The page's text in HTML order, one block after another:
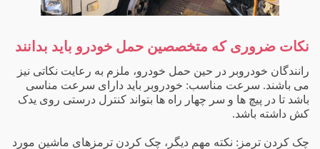
نکات ضروری که متخصصین حمل خودرو باید بدانند
رانندگان خودروبر در حین حمل خودرو، ملزم به رعایت نکاتی نیز
می باشند. سرعت مناسب: خودروبر باید دارای سرعت مناسی
باشد تا در پیچ ها و سر چهار راه ها بتواند کنترل درستی روی یدک
کش داشته باشد.
چک کردن ترمز: نکته مهم دیگر، چک کردن ترمزهای ماشین مورد